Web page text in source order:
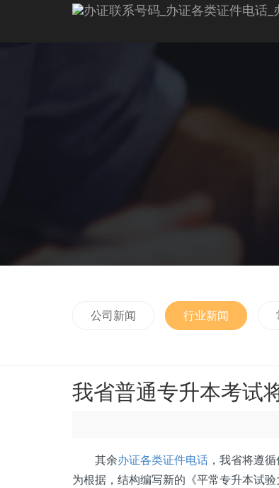
公司新闻 行业新闻
我省普通专升本考试
其余办证各类证件电话 ，我省将遵
为根据，结构编写新的《平常专升本试